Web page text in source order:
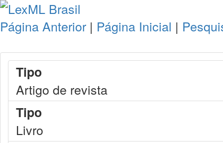
Página Anterior | Página Inicial |
Tipo
Artigo de revista
Tipo
Livro